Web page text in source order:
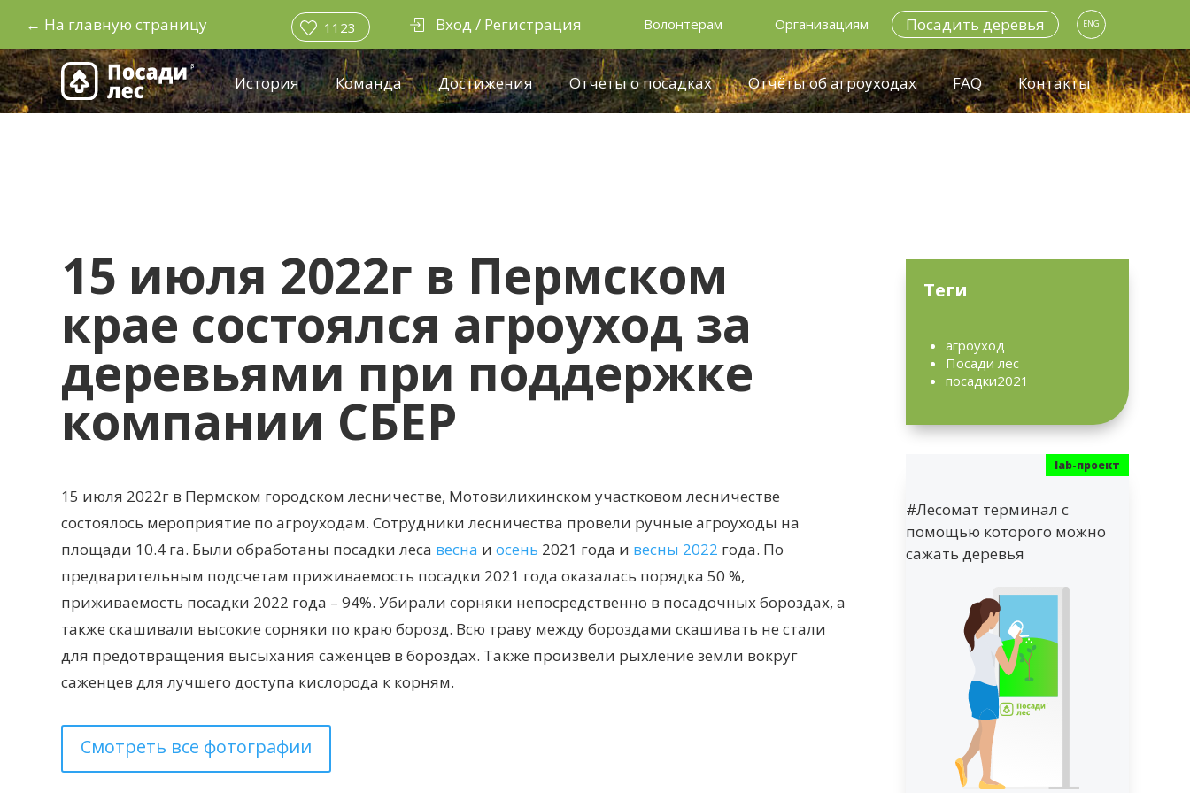
← На главную страницу 1123 Вход / Регистрация Волонтерам Организациям Посадить деревья ENG
История Команда Достижения Отчеты о посадках Отчёты об агроуходах FAQ Контакты
15 июля 2022г в Пермском
крае состоялся агроуход за
деревьями при поддержке
компании СБЕР
15 июля 2022г в Пермском городском лесничестве, Мотовилихинском участковом лесничестве
состоялось мероприятие по агроуходам. Сотрудники лесничества провели ручные агроуходы на
площади 10.4 га. Были обработаны посадки леса весна и осень 2021 года и весны 2022 года. По
предварительным подсчетам приживаемость посадки 2021 года оказалась порядка 50 %,
приживаемость посадки 2022 года – 94%. Убирали сорняки непосредственно в посадочных бороздах, а
также скашивали высокие сорняки по краю борозд. Всю траву между бороздами скашивать не стали
для предотвращения высыхания саженцев в бороздах. Также произвели рыхление земли вокруг
саженцев для лучшего доступа кислорода к корням.
Смотреть все фотографии
Теги
агроуход
Посади лес
посадки2021
#Лесомат терминал с
помощью которого можно
сажать деревья